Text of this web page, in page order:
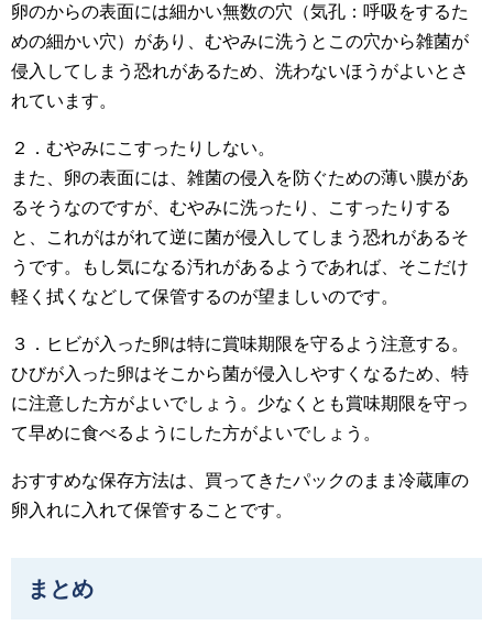
卵のからの表面には細かい無数の穴（気孔：呼吸をするた
めの細かい穴）があり、むやみに洗うとこの穴から雑菌が
侵入してしまう恐れがあるため、洗わないほうがよいとさ
れています。
２．むやみにこすったりしない。
また、卵の表面には、雑菌の侵入を防ぐための薄い膜があ
るそうなのですが、むやみに洗ったり、こすったりする
と、これがはがれて逆に菌が侵入してしまう恐れがあるそ
うです。もし気になる汚れがあるようであれば、そこだけ
軽く拭くなどして保管するのが望ましいのです。
３．ヒビが入った卵は特に賞味期限を守るよう注意する。
ひびが入った卵はそこから菌が侵入しやすくなるため、特
に注意した方がよいでしょう。少なくとも賞味期限を守っ
て早めに食べるようにした方がよいでしょう。
おすすめな保存方法は、買ってきたパックのまま冷蔵庫の
卵入れに入れて保管することです。
まとめ